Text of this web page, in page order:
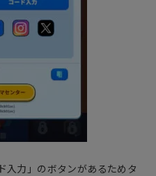
入力」のボタンがあるためタ